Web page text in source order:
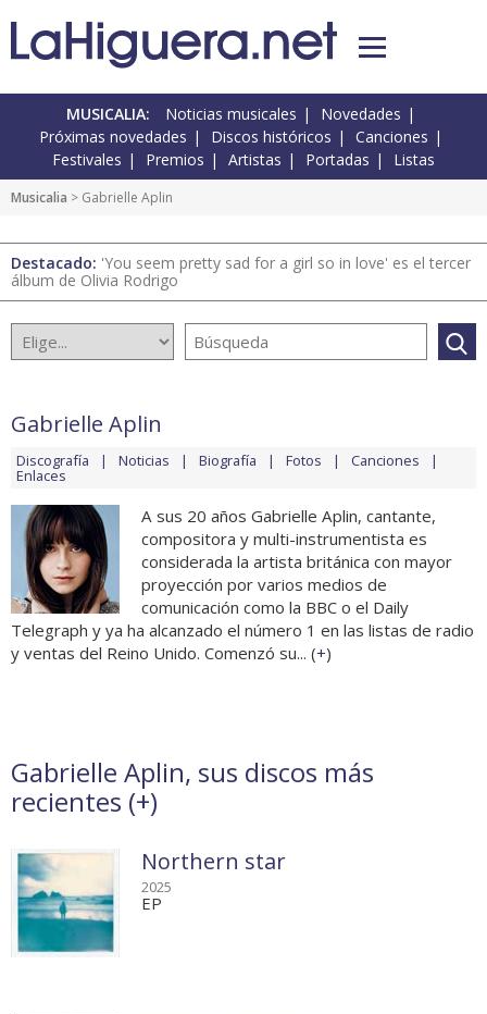
MUSICALIA: Noticias musicales
Novedades
Próximas novedades
Discos históricos
Canciones
Festivales
Premios Artistas Portadas Listas
Musicalia > Gabrielle Aplin
Destacado: 'You seem pretty sad for a girl so in love' es el tercer
álbum de Olivia Rodrigo
Gabrielle Aplin
Discografía Noticias Biografía Fotos Canciones
Enlaces
A sus 20 años Gabrielle Aplin, cantante,
compositora y multi-instrumentista es
considerada la artista británica con mayor
proyección por varios medios de
comunicación como la BBC o el Daily
Telegraph y ya ha alcanzado el número 1 en las listas de radio
y ventas del Reino Unido. Comenzó su... (+)
Gabrielle Aplin, sus discos más
recientes (+)
Northern star
2025
EP